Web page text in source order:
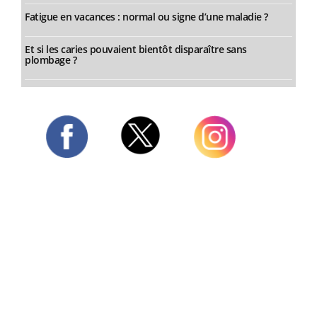
Fatigue en vacances : normal ou signe d’une maladie ?
Et si les caries pouvaient bientôt disparaître sans
plombage ?